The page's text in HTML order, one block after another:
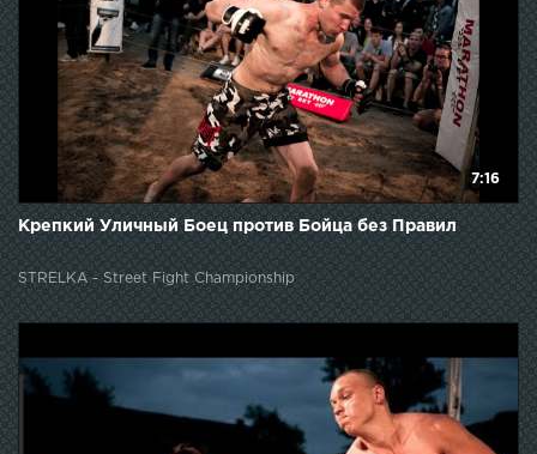
7:16
Крепкий Уличный Боец против Бойца без Правил
STRELKA - Street Fight Championship